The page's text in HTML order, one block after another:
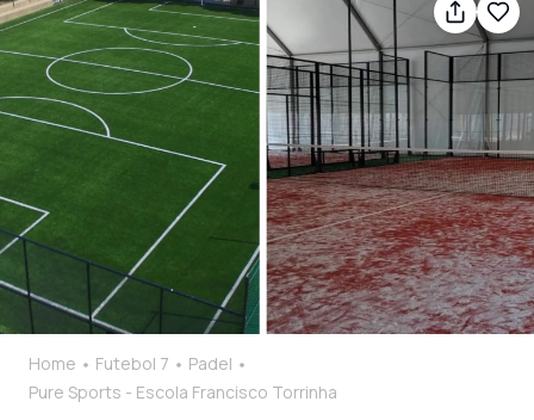
Home Futebol 7
Padel
Pure Sports - Escola Francisco Torrinha